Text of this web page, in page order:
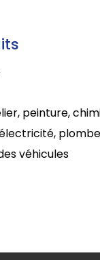
peinture,
véhicules